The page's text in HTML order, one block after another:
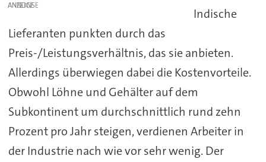
ANZEIGE
Indische
Lieferanten punkten durch das
Preis-/Leistungsverhältnis, das sie anbieten.
Allerdings überwiegen dabei die Kostenvorteile.
Obwohl Löhne und Gehälter auf dem
Subkontinent um durchschnittlich rund zehn
Prozent pro Jahr steigen, verdienen Arbeiter in
der Industrie nach wie vor sehr wenig. Der